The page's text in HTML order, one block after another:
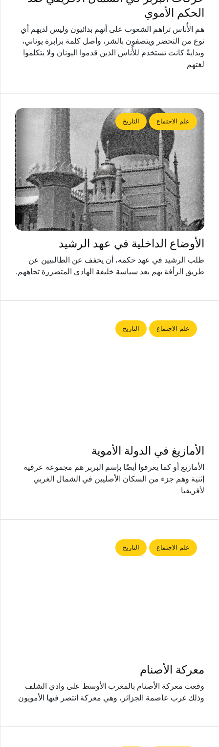
الحكم الأموي
هم الأُناس تراهم الشعوب على أنهم بدائيون وليس لديهم أي
نوع من التحضر ويتصفون بالشر، وأصل كلمة برابرة يوناني،
وبدايةً كانت تستخدم للأُناس الذين قدموا اليونان ولا يتكلموا
لغتهم
علم الاجتماع التاريخ
الأوضاع الداخلية في عهد الرشيد
طلب الرشيد في عهد حكمه، أن يخفف عن الطالبيين عن
طريق الرأفة بهم بعد سياسة خليفة الهادي المتضررة تجاههم.
علم الاجتماع التاريخ
الأمازيغ في الدولة الأموية
الأمازيغ أو كما يعرفوا أيضًا بإسم البربر هم مجموعة عرقية
إثنية وهم جزء من السكان الأصليين في الشمال الغربي
لأفريقيا
علم الاجتماع التاريخ
معركة الأصنام
وقعت معركة الأصنام بالمغرب الأوسط على وادي الشلف
وذلك غرب عاصمة الجزائر، وهي معركة انتصر فيها الأمويون